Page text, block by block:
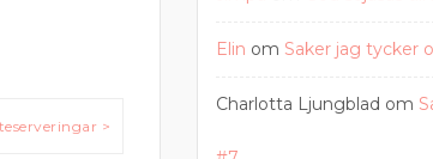
>
Elin om Saker jag tycker
Charlotta Ljungblad om